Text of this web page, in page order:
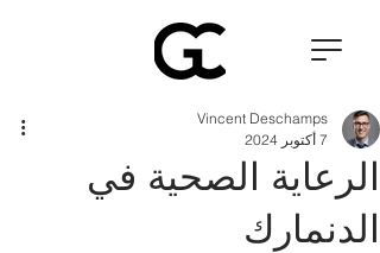
الرعاية الصحية في
الدنمارك
Vincent Deschamps
7 أكتوبر 2024